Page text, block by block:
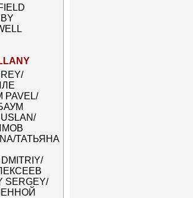
PAVEL/
ТАТЬЯНА
SERGEY/